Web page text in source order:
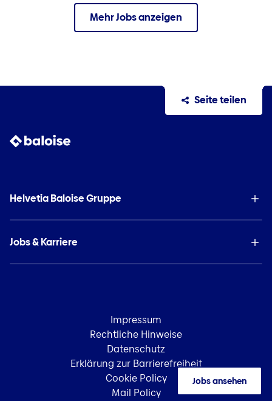
Mehr Jobs anzeigen
Jobs ansehen
Seite teilen
Helvetia Baloise Gruppe
Jobs & Karriere
Impressum
Rechtliche Hinweise
Datenschutz
Erklärung zur Barrierefreiheit
Cookie Policy
Mail Policy